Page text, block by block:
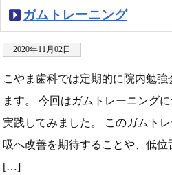
ガムトレーニング
2020年11月02日
こやま歯科では定期的に院内勉
ます。 今回はガムトレーニング
実践してみました。 このガムト
吸へ改善を期待することや、低
[…]